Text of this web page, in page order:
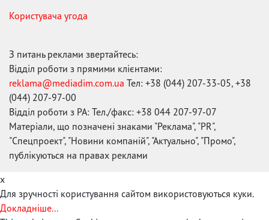
Користувача угода
З питань реклами звертайтесь:
Відділ роботи з прямими клієнтами:
reklama@mediadim.com.ua Тел: +38 (044) 207-33-05, +38
(044) 207-97-00
Відділ роботи з РА: Тел./факс: +38 044 207-97-07
Матеріали, що позначені знаками "Реклама", "PR",
"Спецпроект", "Новини компаній", "Актуально", "Промо",
публікуються на правах реклами
x
Для зручності користування сайтом використовуються куки.
Докладніше...